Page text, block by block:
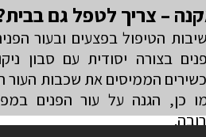
– צריך לטפל גם
הטיפול בפצעים ובעור
בצורה יסודית עם סבון
הממיסים את שכבות העור
כן, הגנה על עור הפנים